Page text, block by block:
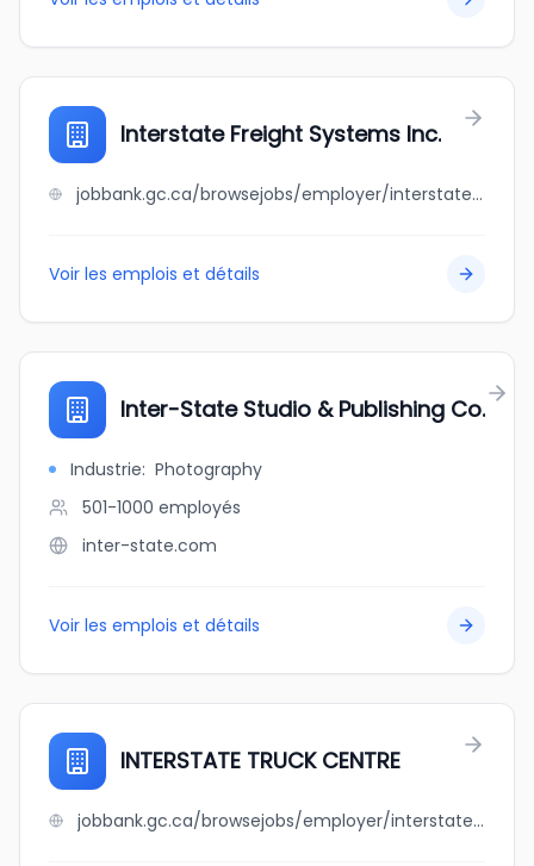
Interstate Freight Systems Inc.
jobbank.gc.ca/browsejobs/employer/interstate+freight+systems+inc./ca
Voir les emplois et détails
Inter-State Studio & Publishing Co.
Industrie: Photography
501-1000 employés
inter-state.com
Voir les emplois et détails
INTERSTATE TRUCK CENTRE
jobbank.gc.ca/browsejobs/employer/interstate+truck+centre/ca